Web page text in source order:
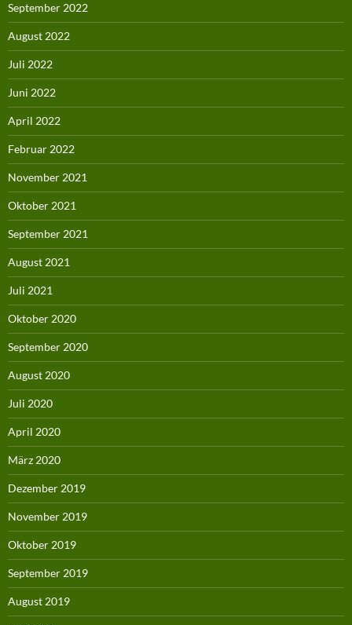
September 2022
August 2022
Juli 2022
Juni 2022
April 2022
Februar 2022
November 2021
Oktober 2021
September 2021
August 2021
Juli 2021
Oktober 2020
September 2020
August 2020
Juli 2020
April 2020
März 2020
Dezember 2019
November 2019
Oktober 2019
September 2019
August 2019